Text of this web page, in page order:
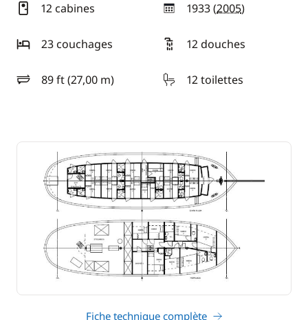
12 cabines 1933 (2005)
année
23 couchages
12 douches
89 ft (27,00 m)
longueur 12 toilettes
Fiche technique complète